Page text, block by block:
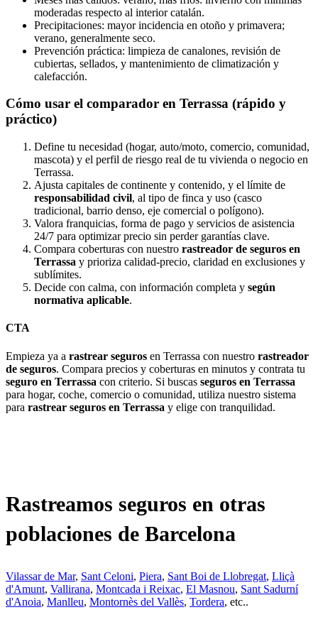
moderadas respecto al interior catalán.
Precipitaciones: mayor incidencia en otoño y primavera;
verano, generalmente seco.
Prevención práctica: limpieza de canalones, revisión de
cubiertas, sellados, y mantenimiento de climatización y
calefacción.
Cómo usar el comparador en Terrassa (rápido y
práctico)
Define tu necesidad (hogar, auto/moto, comercio, comunidad,
mascota) y el perfil de riesgo real de tu vivienda o negocio en
Terrassa.
Ajusta capitales de continente y contenido, y el límite de
responsabilidad civil, al tipo de finca y uso (casco
tradicional, barrio denso, eje comercial o polígono).
Valora franquicias, forma de pago y servicios de asistencia
24/7 para optimizar precio sin perder garantías clave.
Compara coberturas con nuestro rastreador de seguros en
Terrassa y prioriza calidad-precio, claridad en exclusiones y
sublímites.
Decide con calma, con información completa y según
normativa aplicable.
CTA
Empieza ya a rastrear seguros en Terrassa con nuestro rastreador
de seguros. Compara precios y coberturas en minutos y contrata tu
seguro en Terrassa con criterio. Si buscas seguros en Terrassa
para hogar, coche, comercio o comunidad, utiliza nuestro sistema
para rastrear seguros en Terrassa y elige con tranquilidad.
Rastreamos seguros en otras
poblaciones de Barcelona
Vilassar de Mar, Sant Celoni, Piera, Sant Boi de Llobregat, Lliçà
d'Amunt, Vallirana, Montcada i Reixac, El Masnou, Sant Sadurní
d'Anoia, Manlleu, Montornès del Vallès, Tordera, etc..